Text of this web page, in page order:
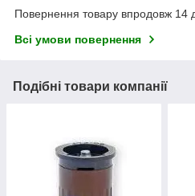
Повернення товару впродовж 14
Всі умови повернення
Подібні товари компанії